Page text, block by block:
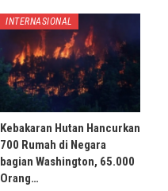
INTERNASIONAL
Kebakaran Hutan Hancurkan
700 Rumah di Negara
bagian Washington, 65.000
Orang…